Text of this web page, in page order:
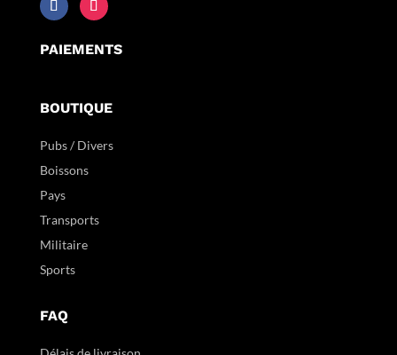
PAIEMENTS
BOUTIQUE
Pubs / Divers
Boissons
Pays
Transports
Militaire
Sports
FAQ